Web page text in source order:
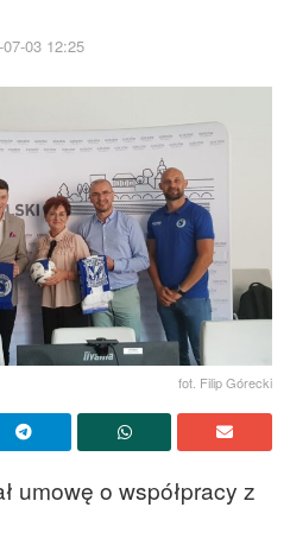
03 12:25
fot. Filip Górecki
umowę o współpracy z